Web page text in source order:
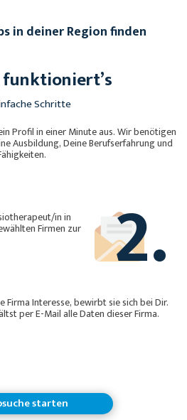
in deiner Region finden
Schritte
Profil in einer Minute aus. Wir benötigen
Deine Berufserfahrung und
2.
Firma Interesse, bewirbt sie sich bei Dir.
per E-Mail alle Daten dieser Firma.
starten